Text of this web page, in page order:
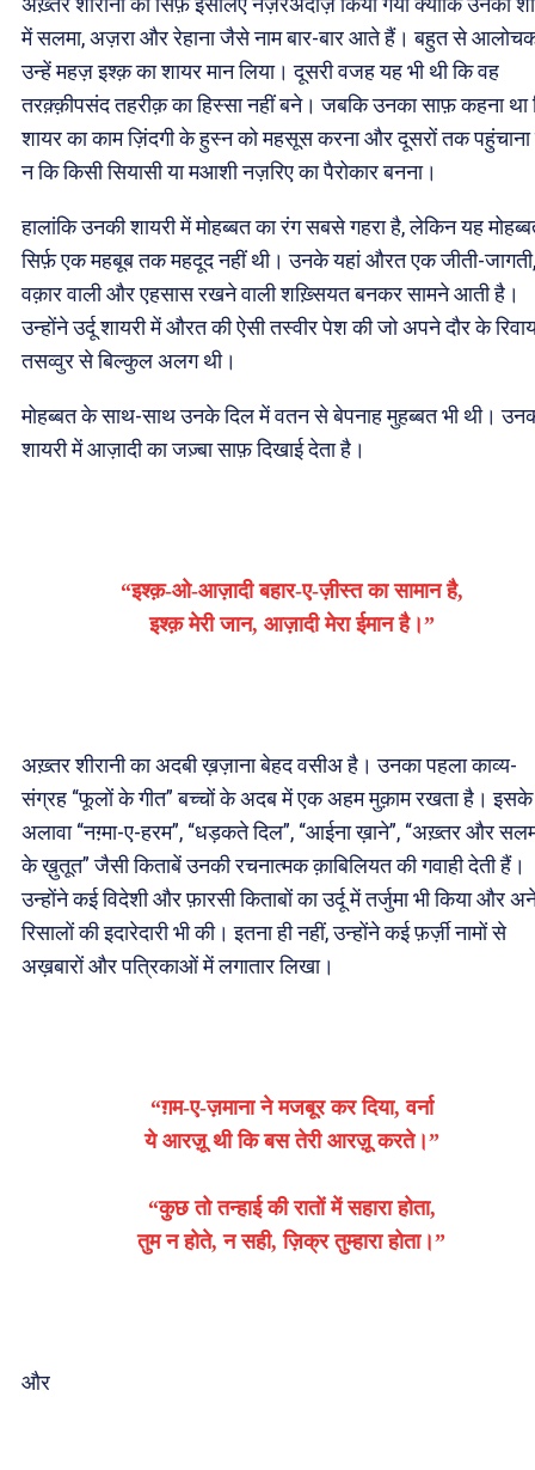
में सलमा, अज़रा और रेहाना जैसे नाम बार-बार आते हैं। बहुत से
उन्हें महज़ इश्क़ का शायर मान लिया। दूसरी वजह यह भी थी कि वह
तरक़्क़ीपसंद तहरीक़ का हिस्सा नहीं बने। जबकि उनका साफ़ कहना था
शायर का काम ज़िंदगी के हुस्न को महसूस करना और दूसरों तक पहुंचाना
न कि किसी सियासी या मआशी नज़रिए का पैरोकार बनना।
हालांकि उनकी शायरी में मोहब्बत का रंग सबसे गहरा है, लेकिन यह
सिर्फ़ एक महबूब तक महदूद नहीं थी। उनके यहां औरत एक जीती-जागती,
वक़ार वाली और एहसास रखने वाली शख़्सियत बनकर सामने आती है।
उन्होंने उर्दू शायरी में औरत की ऐसी तस्वीर पेश की जो अपने दौर के
तसव्वुर से बिल्कुल अलग थी।
मोहब्बत के साथ-साथ उनके दिल में वतन से बेपनाह मुहब्बत भी थी।
शायरी में आज़ादी का जज़्बा साफ़ दिखाई देता है।
“इश्क़-ओ-आज़ादी बहार-ए-ज़ीस्त का सामान है,
इश्क़ मेरी जान, आज़ादी मेरा ईमान है।”
अख़्तर शीरानी का अदबी ख़ज़ाना बेहद वसीअ है। उनका पहला काव्य-
संग्रह “फूलों के गीत” बच्चों के अदब में एक अहम मुक़ाम रखता है। इसके
अलावा “नग़्मा-ए-हरम”, “धड़कते दिल”, “आईना ख़ाने”, “अख़्तर और
के ख़ुतूत” जैसी किताबें उनकी रचनात्मक क़ाबिलियत की गवाही देती हैं।
उन्होंने कई विदेशी और फ़ारसी किताबों का उर्दू में तर्जुमा भी किया और
रिसालों की इदारेदारी भी की। इतना ही नहीं, उन्होंने कई फ़र्ज़ी नामों से
अख़बारों और पत्रिकाओं में लगातार लिखा।
“ग़म-ए-ज़माना ने मजबूर कर दिया, वर्ना
ये आरज़ू थी कि बस तेरी आरज़ू करते।”
“कुछ तो तन्हाई की रातों में सहारा होता,
तुम न होते, न सही, ज़िक्र तुम्हारा होता।”
और